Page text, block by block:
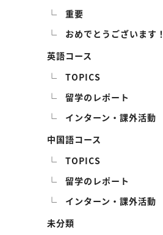
重要
おめでとうございます！
英語コース
TOPICS
留学のレポート
インターン・課外活動
中国語コース
TOPICS
留学のレポート
インターン・課外活動
未分類